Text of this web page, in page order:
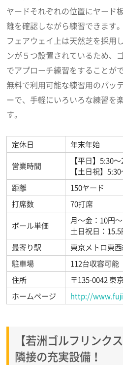
ヤードそれぞれの位置にヤード
離を確認しながら練習できます。
フェアウェイ上は天然芝を採用
ンが５つ設置されているため、
でアプローチ練習をすることが
無料で利用可能な練習用のパッ
ーで、手軽にいろいろな練習を
す。
定休日
年末年始
営業時間
【平日】5:30
【土日祝】
距離
150ヤード
打席数
70打席
ボール単価
月～金：10円
土日祝日：
最寄り駅
東京メトロ東
駐車場
112台収容可能
住所
〒135-0042 東
ホームページ
http://
【若洲ゴルフリンク
隣接の充実設備！